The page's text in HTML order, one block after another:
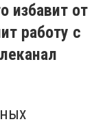
избавит от
работу с